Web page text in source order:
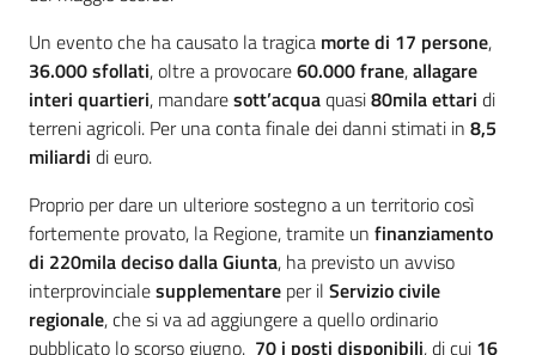
Un evento che ha causato la tragica morte di 17 persone,
36.000 sfollati, oltre a provocare60.000 frane,allagare
interi quartieri, mandaresott’acquaquasi80mila ettari di
terreni agricoli. Per una conta finale dei danni stimati in 8,5
miliardi di euro.
Proprio per dare un ulteriore sostegno a un territorio così
fortemente provato, la Regione, tramite un finanziamento
di 220mila deciso dalla Giunta, ha previsto un avviso
interprovincialesupplementare per il Servizio civile
regionale, che si va ad aggiungere a quello ordinario
pubblicato lo scorso giugno. 70 i posti disponibili, di cui 16